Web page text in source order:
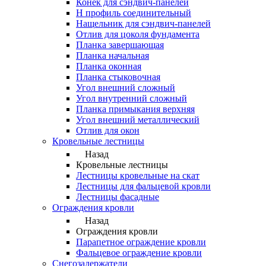
Н профиль соединительный
Нащельник для сэндвич-панелей
Отлив для цоколя фундамента
Планка завершающая
Планка начальная
Планка оконная
Планка стыковочная
Угол внешний сложный
Угол внутренний сложный
Планка примыкания верхняя
Угол внешний металлический
Отлив для окон
Кровельные лестницы
Назад
Кровельные лестницы
Лестницы кровельные на скат
Лестницы для фальцевой кровли
Лестницы фасадные
Ограждения кровли
Назад
Ограждения кровли
Парапетное ограждение кровли
Фальцевое ограждение кровли
Снегозадержатели